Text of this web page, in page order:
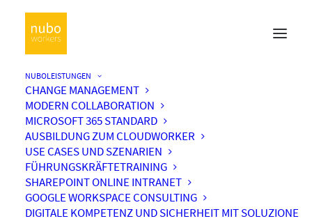
NUBOLEISTUNGEN
CHANGE MANAGEMENT
MODERN COLLABORATION
MICROSOFT 365 STANDARD
AUSBILDUNG ZUM CLOUDWORKER
USE CASES UND SZENARIEN
FÜHRUNGSKRÄFTETRAINING
SHAREPOINT ONLINE INTRANET
GOOGLE WORKSPACE CONSULTING
DIGITALE KOMPETENZ UND SICHERHEIT MIT SOLUZIONE